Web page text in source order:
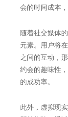
会的时间成本
随着社交媒体
元素。用户将
之间的互动，
约会的趣味性
的成功率。
此外，虚拟现